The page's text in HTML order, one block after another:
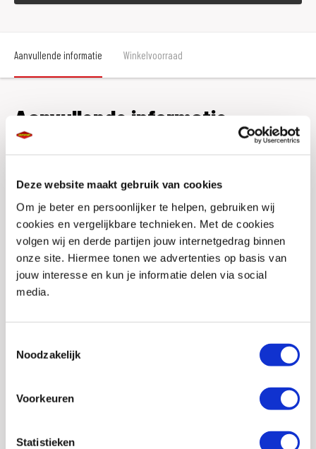
Deze website maakt gebruik van cookies
Om je beter en persoonlijker te helpen, gebruiken wij
cookies en vergelijkbare technieken. Met de cookies
volgen wij en derde partijen jouw internetgedrag binnen
onze site. Hiermee tonen we advertenties op basis van
jouw interesse en kun je informatie delen via social
media.
Noodzakelijk
Voorkeuren
Statistieken
Aanvullende informatie Winkelvoorraad
Aanvullende informatie
Kleur
Matzwart
Shoei
Stijl
Adventure, Off-road
Pinlock
Nee
Helm materialen
Helmtype
Crosshelm
Uitneembare
Ventilatiesysteem